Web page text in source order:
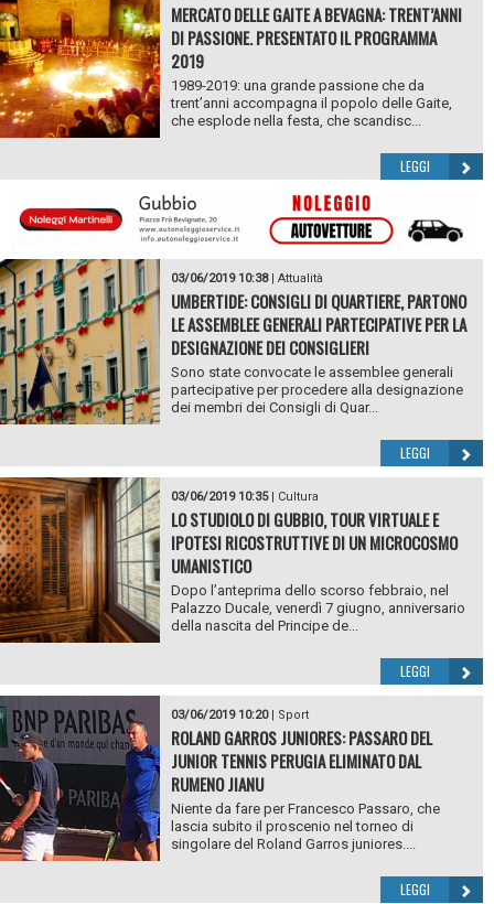
MERCATO DELLE GAITE A BEVAGNA: TRENT’ANNI
DI PASSIONE. PRESENTATO IL PROGRAMMA
2019
1989-2019: una grande passione che da
trent’anni accompagna il popolo delle Gaite,
che esplode nella festa, che scandisc...
LEGGI
03/06/2019 10:38| Attualità
UMBERTIDE: CONSIGLI DI QUARTIERE, PARTONO
LE ASSEMBLEE GENERALI PARTECIPATIVE PER LA
DESIGNAZIONE DEI CONSIGLIERI
Sono state convocate le assemblee generali
partecipative per procedere alla designazione
dei membri dei Consigli di Quar...
LEGGI
03/06/2019 10:35| Cultura
LO STUDIOLO DI GUBBIO, TOUR VIRTUALE E
IPOTESI RICOSTRUTTIVE DI UN MICROCOSMO
UMANISTICO
Dopo l’anteprima dello scorso febbraio, nel
Palazzo Ducale, venerdì 7 giugno, anniversario
della nascita del Principe de...
LEGGI
03/06/2019 10:20| Sport
ROLAND GARROS JUNIORES: PASSARO DEL
JUNIOR TENNIS PERUGIA ELIMINATO DAL
RUMENO JIANU
Niente da fare per Francesco Passaro, che
lascia subito il proscenio nel torneo di
singolare del Roland Garros juniores....
LEGGI